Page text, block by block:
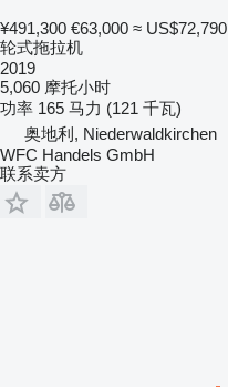
¥491,300 €63,000 ≈ US$72,790
轮式拖拉机
2019
5,060 摩托小时
功率 165 马力 (121 千瓦)
奥地利, Niederwaldkirchen
WFC Handels GmbH
联系卖方